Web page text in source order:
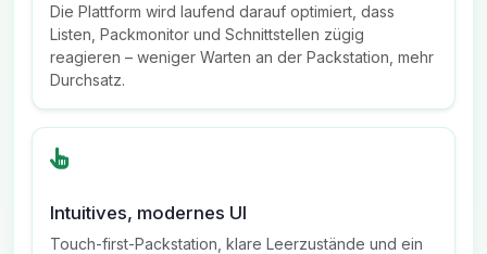
Die Plattform wird laufend darauf optimiert, dass
Listen, Packmonitor und Schnittstellen zügig
reagieren – weniger Warten an der Packstation, mehr
Durchsatz.
Intuitives, modernes UI
Touch-first-Packstation, klare Leerzustände und ein